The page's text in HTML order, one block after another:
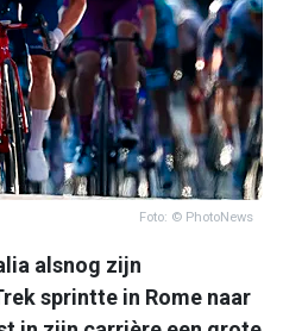
Foto: © PhotoNews
alsnog zijn
sprintte in Rome naar